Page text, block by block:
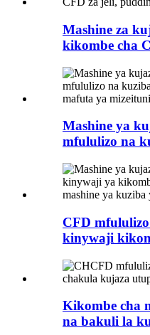
Mashine za
kikombe cha
Mashine ya
mfululizo na
CFD
kinywaji
Kikombe cha
na bakuli la